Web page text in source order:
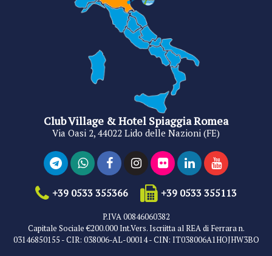
Club Village & Hotel Spiaggia Romea
Via Oasi 2, 44022 Lido delle Nazioni (FE)
+39 0533 355366 +39 0533 355113
P.IVA 00846060382
Capitale Sociale €200.000 Int.Vers. Iscriitta al REA di Ferrara n.
03146850155 - CIR: 038006-AL-00014 - CIN: IT038006A1HOJHW3BO